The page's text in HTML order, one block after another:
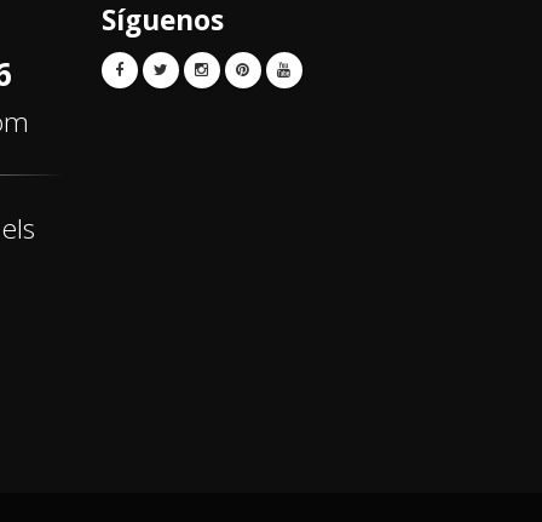
Síguenos